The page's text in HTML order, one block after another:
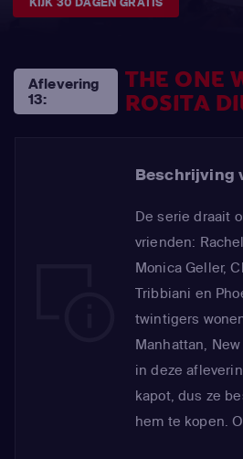
Aflevering
13:
THE ONE
ROSITA
Beschrijving
De serie draait
vrienden:
Monica Geller,
Tribbiani en
twintigers
Manhattan,
in deze
kapot, dus ze
hem te kopen.